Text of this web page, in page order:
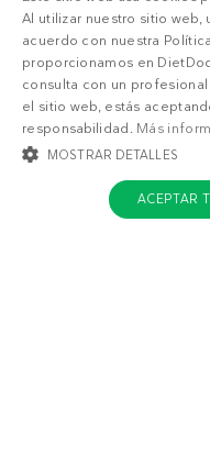
Al utilizar nuestro sitio
acuerdo con nuestra
proporcionamos en
consulta con un
el sitio web, estás
responsabilidad. Más
MOSTRAR DETALLES
ACEPTAR